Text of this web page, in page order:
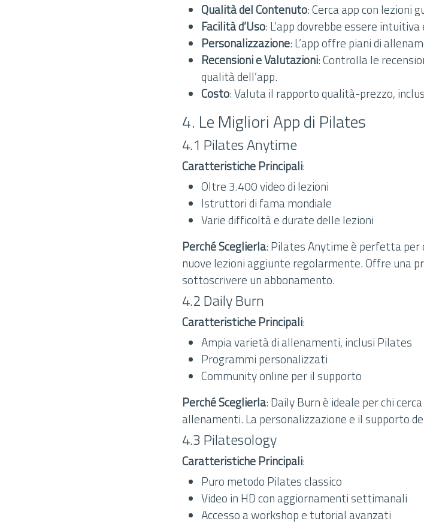
Qualità del Contenuto: Cerca app con lezioni
Facilità d’Uso: L’app dovrebbe essere
Personalizzazione: L’app offre piani di
Recensioni e Valutazioni: Controlla le
qualità dell’app.
Costo: Valuta il rapporto qualità-prezzo,
4. Le Migliori App di Pilates
4.1 Pilates Anytime
Caratteristiche Principali:
Oltre 3.400 video di lezioni
Istruttori di fama mondiale
Varie difficoltà e durate delle lezioni
Perché Sceglierla: Pilates Anytime è perfetta per
nuove lezioni aggiunte regolarmente. Offre una
sottoscrivere un abbonamento.
4.2 Daily Burn
Caratteristiche Principali:
Ampia varietà di allenamenti, inclusi Pilates
Programmi personalizzati
Community online per il supporto
Perché Sceglierla: Daily Burn è ideale per chi
allenamenti. La personalizzazione e il supporto
4.3 Pilatesology
Caratteristiche Principali:
Puro metodo Pilates classico
Video in HD con aggiornamenti settimanali
Accesso a workshop e tutorial avanzati